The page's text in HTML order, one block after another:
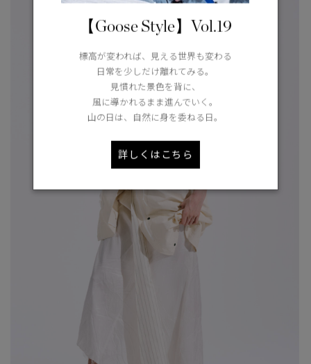
【Goose Style】Vol.19
標高が変われば、見える世界も変わる
日常を少しだけ離れてみる。
見慣れた景色を背に、
風に導かれるまま進んでいく。
山の日は、自然に身を委ねる日。
詳しくはこちら